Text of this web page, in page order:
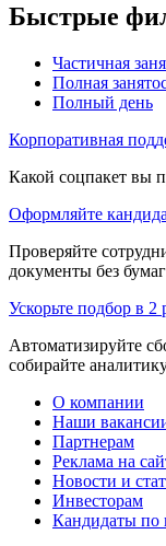
Быстрые
Частичная
Полная
Полный день
Корпоративная
Какой соцпакет вы
Оформляйте
Проверяйте
документы без
Ускорьте подбор в 2
Автоматизируйте
собирайте
О компании
Наши
Партнерам
Реклама на
Новости и
Инвесторам
Кандидаты по